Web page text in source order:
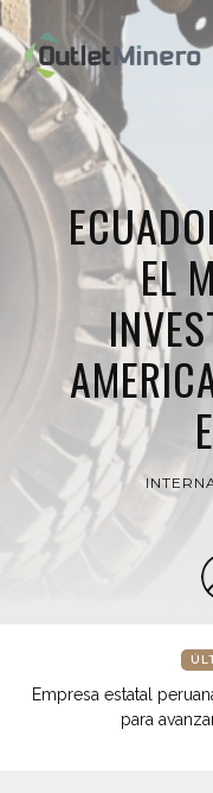
EL
Empresa estatal
para